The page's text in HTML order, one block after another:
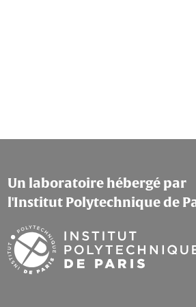
Un laboratoire hébergé par
l'Institut Polytechnique de